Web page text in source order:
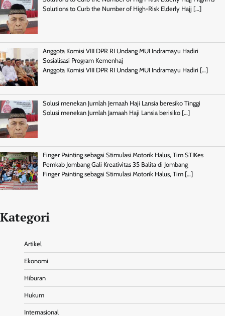
Solutions to Curb the Number of High-Risk Elderly Hajj […]
Anggota Komisi VIII DPR RI Undang MUI Indramayu Hadiri
Sosialisasi Program Kemenhaj
Anggota Komisi VIII DPR RI Undang MUI Indramayu Hadiri […]
Solusi menekan Jumlah Jemaah Haji Lansia beresiko Tinggi
Solusi menekan Jumlah Jamaah Haji Lansia berisiko […]
Finger Painting sebagai Stimulasi Motorik Halus, Tim STIKes
Pemkab Jombang Gali Kreativitas 35 Balita di Jombang
Finger Painting sebagai Stimulasi Motorik Halus, Tim […]
Kategori
Artikel
Ekonomi
Hiburan
Hukum
Internasional